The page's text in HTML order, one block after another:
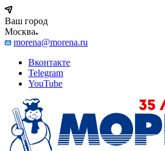
Ваш город
Москва
morena@morena.ru
Вконтакте
Telegram
YouTube